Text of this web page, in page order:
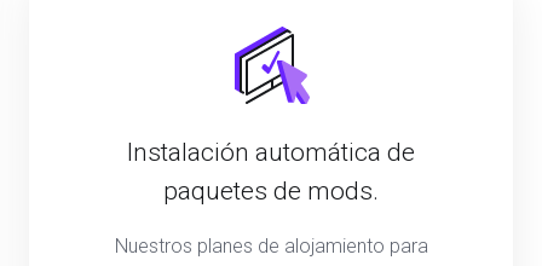
Instalación automática de
paquetes de mods.
Nuestros planes de alojamiento para